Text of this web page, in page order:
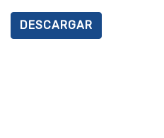
DESCARGAR